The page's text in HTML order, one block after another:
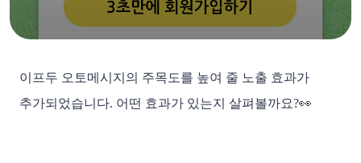
이프두 오토메시지의 주목도를 높여 줄 노출 효과가
추가되었습니다. 어떤 효과가 있는지 살펴볼까요?👀